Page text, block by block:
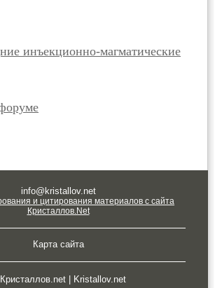
инъекционно-магматические
info@kristallov.net
и цитирования материалов с сайта
Кристаллов.Net
Карта сайта
| Kristallov.net